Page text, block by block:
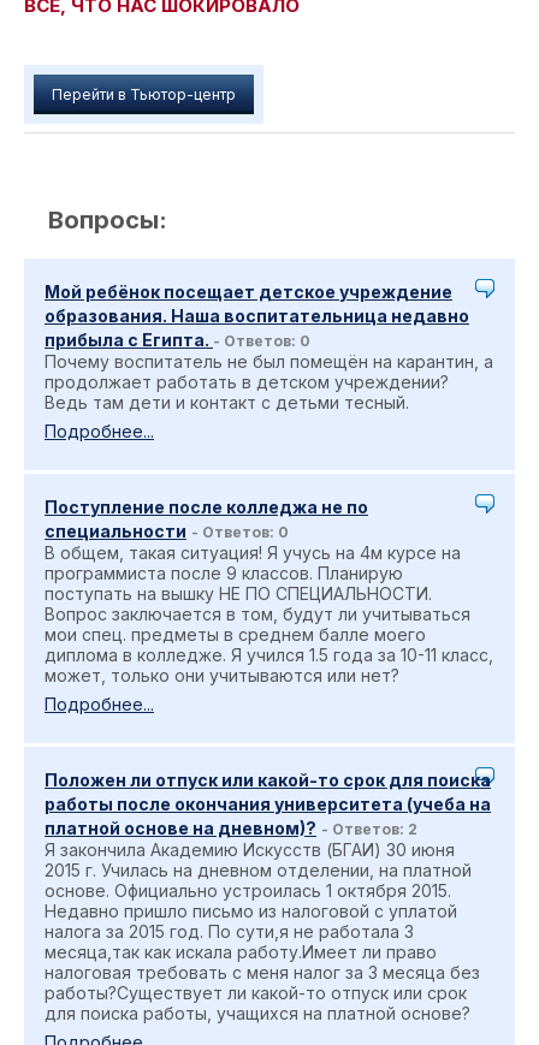
ВСЕ, ЧТО НАС ШОКИРОВАЛО
Перейти в Тьютор-центр
Вопросы:
Мой ребёнок посещает детское учреждение
образования. Наша воспитательница недавно
прибыла с Египта. - Ответов: 0
Почему воспитатель не был помещён на карантин, а
продолжает работать в детском учреждении?
Ведь там дети и контакт с детьми тесный.
Подробнее...
Поступление после колледжа не по
специальности - Ответов: 0
В общем, такая ситуация! Я учусь на 4м курсе на
программиста после 9 классов. Планирую
поступать на вышку НЕ ПО СПЕЦИАЛЬНОСТИ.
Вопрос заключается в том, будут ли учитываться
мои спец. предметы в среднем балле моего
диплома в колледже. Я учился 1.5 года за 10-11 класс,
может, только они учитываются или нет?
Подробнее...
Положен ли отпуск или какой-то срок для поиска
работы после окончания университета (учеба на
платной основе на дневном)? - Ответов: 2
Я закончила Академию Искусств (БГАИ) 30 июня
2015 г. Училась на дневном отделении, на платной
основе. Официально устроилась 1 октября 2015.
Недавно пришло письмо из налоговой с уплатой
налога за 2015 год. По сути,я не работала 3
месяца,так как искала работу.Имеет ли право
налоговая требовать с меня налог за 3 месяца без
работы?Существует ли какой-то отпуск или срок
для поиска работы, учащихся на платной основе?